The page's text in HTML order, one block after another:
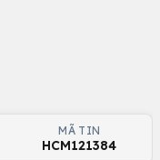
MÃ TIN
HCM121384